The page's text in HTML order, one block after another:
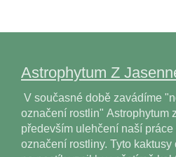
Astrophytum Z
V současné době zavádíme
označení rostlin" Astrophytum
především ulehčení naší práce
označení rostliny. Tyto